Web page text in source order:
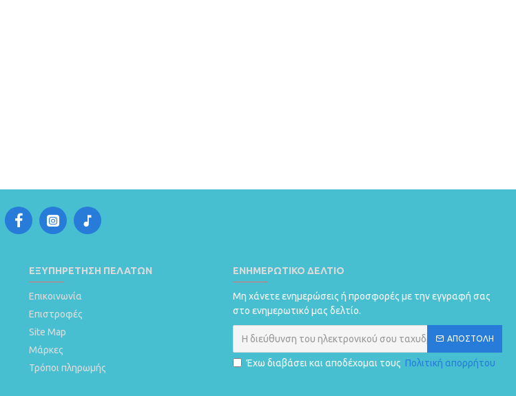
ΕΞΥΠΗΡΈΤΗΣΗ ΠΕΛΑΤΏΝ
Επικοινωνία
Επιστροφές
Site Map
Μάρκες
Τρόποι πληρωμής
ΕΝΗΜΕΡΩΤΙΚΌ ΔΕΛΤΊΟ
Μη χάνετε ενημερώσεις ή προσφορές με την εγγραφή σας
στο ενημερωτικό μας δελτίο.
ΑΠΟΣΤΟΛΗ
Έχω διαβάσει και αποδέχομαι τους Πολιτική απορρήτου